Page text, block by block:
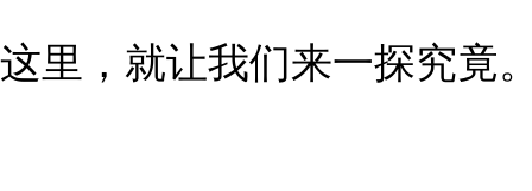
这里，就让我们来一探究竟